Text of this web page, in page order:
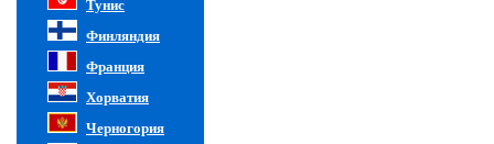
Тунис
Финляндия
Франция
Хорватия
Черногория